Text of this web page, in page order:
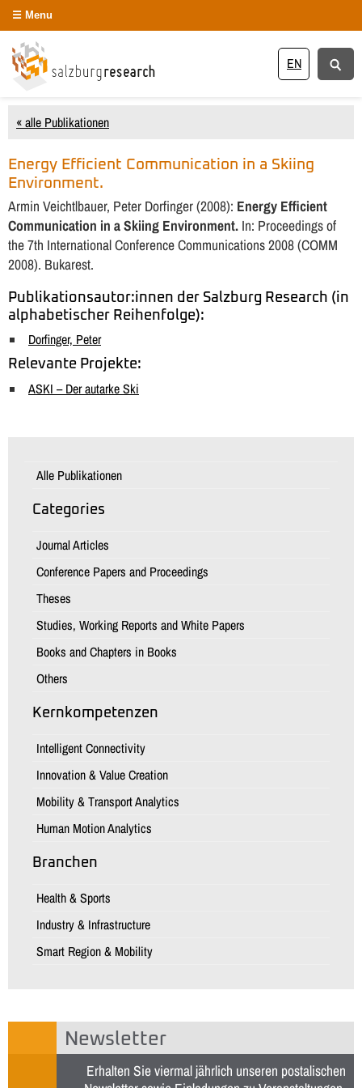
EN
Menu
« alle Publikationen
Energy Efficient Communication in a Skiing
Environment.
Armin Veichtlbauer, Peter Dorfinger (2008): Energy Efficient
Communication in a Skiing Environment. In: Proceedings of
the 7th International Conference Communications 2008 (COMM
2008). Bukarest.
Publikationsautor:innen der Salzburg Research (in
alphabetischer Reihenfolge):
Dorfinger, Peter
Relevante Projekte:
ASKI – Der autarke Ski
Alle Publikationen
Categories
Journal Articles
Conference Papers and Proceedings
Theses
Studies, Working Reports and White Papers
Books and Chapters in Books
Others
Kernkompetenzen
Intelligent Connectivity
Innovation & Value Creation
Mobility & Transport Analytics
Human Motion Analytics
Branchen
Health & Sports
Industry & Infrastructure
Smart Region & Mobility
Newsletter
Erhalten Sie viermal jährlich unseren postalischen